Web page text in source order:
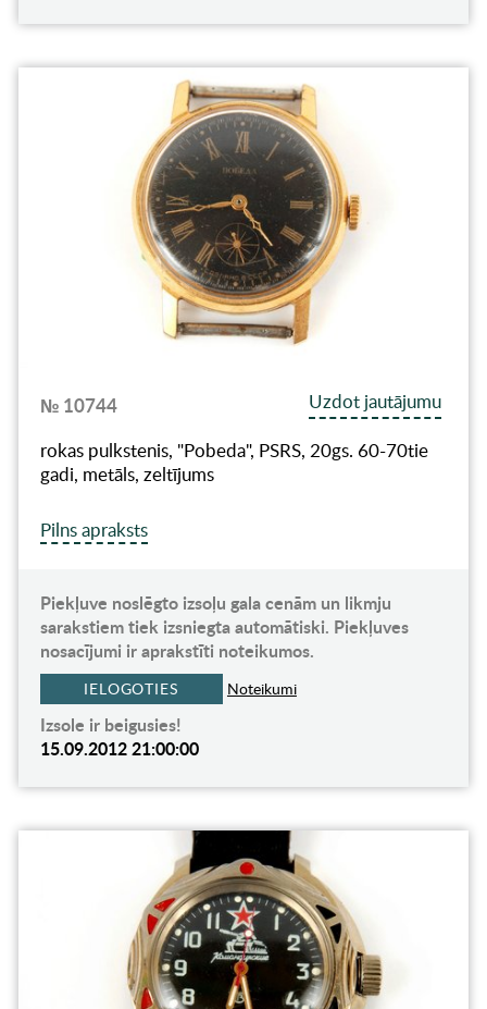
№ 10744
Uzdot jautājumu
rokas pulkstenis, "Pobeda", PSRS, 20gs. 60-70tie
gadi, metāls, zeltījums
Pilns apraksts
Piekļuve noslēgto izsoļu gala cenām un likmju
sarakstiem tiek izsniegta automātiski. Piekļuves
nosacījumi ir aprakstīti noteikumos.
IELOGOTIES Noteikumi
Izsole ir beigusies!
15.09.2012 21:00:00